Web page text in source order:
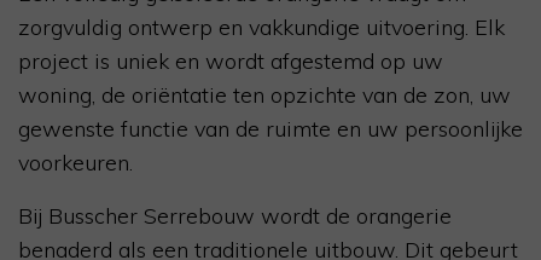
zorgvuldig ontwerp en vakkundige uitvoering. Elk
project is uniek en wordt afgestemd op uw
woning, de oriëntatie ten opzichte van de zon, uw
gewenste functie van de ruimte en uw persoonlijke
voorkeuren.
Bij Busscher Serrebouw wordt de orangerie
benaderd als een traditionele uitbouw. Dit gebeurt